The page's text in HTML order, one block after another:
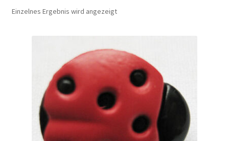
Einzelnes Ergebnis wird angezeigt